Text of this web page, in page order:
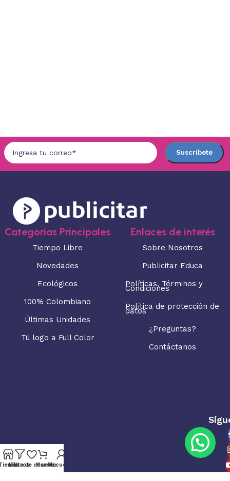
Categorias Principales
Tiempo Libre
Novedades
Ecológicos
100% Colombiano
Últimas Unidades
Tú logo a Full Color
Enlaces de interés
Sobre Nosotros
Publicitar Educa
Políticas, Términos y
Condiciones
Política de protección de
datos
¿Preguntas?
Contáctanos
Filtros
Lista de deseos
CarritoMi cuenta